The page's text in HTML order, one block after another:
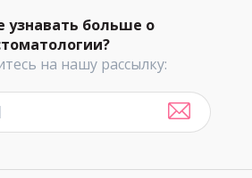
узнавать больше о
на нашу рассылку: